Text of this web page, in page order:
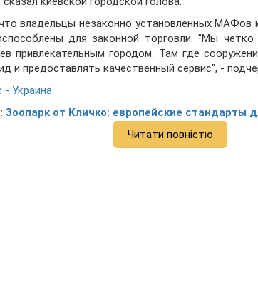
владельцы незаконно установленных МАФов
для законной торговли. "Мы
привлекательным городом. Там где
и предоставлять качественный сервис", -
- Украина
Зоопарк от Кличко: европейские стандарты
Читати повністю